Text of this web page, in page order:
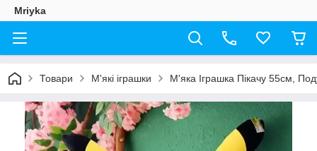
Mriyka
Товари М'які іграшки М'яка Іграшка Пікачу 55см,